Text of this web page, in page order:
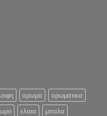
αρωμα
αρωματικα
ελαια μπαλα